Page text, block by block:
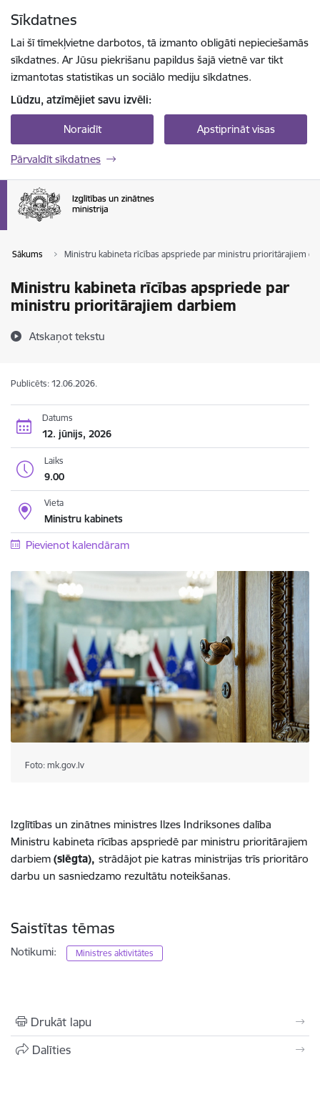
Sīkdatnes
Lai šī tīmekļvietne darbotos, tā izmanto obligāti nepieciešamās
sīkdatnes. Ar Jūsu piekrišanu papildus šajā vietnē var tikt
izmantotas statistikas un sociālo mediju sīkdatnes.
Lūdzu, atzīmējiet savu izvēli:
Noraidīt Apstiprināt visas
Pārvaldīt sīkdatnes
Sākums Ministru kabineta rīcības apspriede par ministru prioritārajiem
Ministru kabineta rīcības apspriede par
ministru prioritārajiem darbiem
Atskaņot tekstu
Publicēts: 12.06.2026.
Datums
12. jūnijs, 2026
Laiks
9.00
Vieta
Ministru kabinets
Pievienot kalendāram
Foto: mk.gov.lv
Izglītības un zinātnes ministres Ilzes Indriksones dalība
Ministru kabineta rīcības apspriedē par ministru prioritārajiem
darbiem (slēgta), strādājot pie katras ministrijas trīs prioritāro
darbu un sasniedzamo rezultātu noteikšanas.
Saistītas tēmas
Notikumi: Ministres aktivitātes
Drukāt lapu
Dalīties